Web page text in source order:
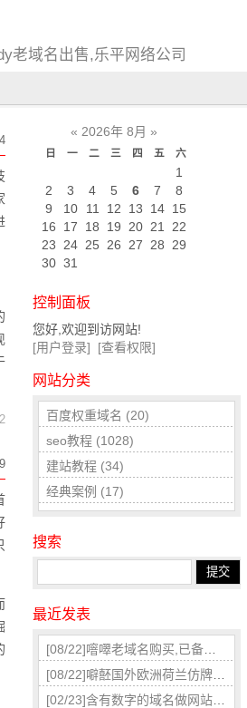
老域名出售,乐平网络公司
« 2026年 8月 »
日 一 二 三 四 五 六
1
2
3 4 5 6 7
8
9
10 11 12 13 14 15
16
17 18 19 20 21
22
23
24 25 26 27 28
29
30 31
控制面板
您好,欢迎到访网站!
[用户登录]
[查看权限]
网站分类
百度权重域名 (20)
seo教程 (1028)
建站教程 (34)
经典案例 (17)
搜索
最近发表
[08/22]噾噿老域名购买,已备案域名,百度权重域名老域名交易,老域名出售,高pr域名,百度搜狗收录域名,外链反链域名
[08/22]噼噽国外欧洲荷兰仿牌美国仿牌vps推荐仿牌空间主机,外贸抗投诉服务器,免投诉vps,防投诉主机空间
[02/23]含有数字的域名做网站网址要慎重